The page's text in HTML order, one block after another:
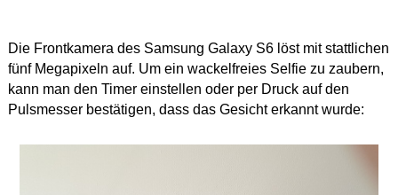
Die Frontkamera des Samsung Galaxy S6 löst mit stattlichen
fünf Megapixeln auf. Um ein wackelfreies Selfie zu zaubern,
kann man den Timer einstellen oder per Druck auf den
Pulsmesser bestätigen, dass das Gesicht erkannt wurde: